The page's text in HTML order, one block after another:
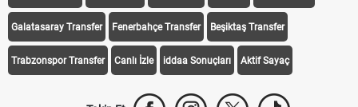
Galatasaray Transfer Fenerbahçe Transfer Beşiktaş Transfer
Trabzonspor Transfer Canlı İzle iddaa Sonuçları Aktif Sayaç